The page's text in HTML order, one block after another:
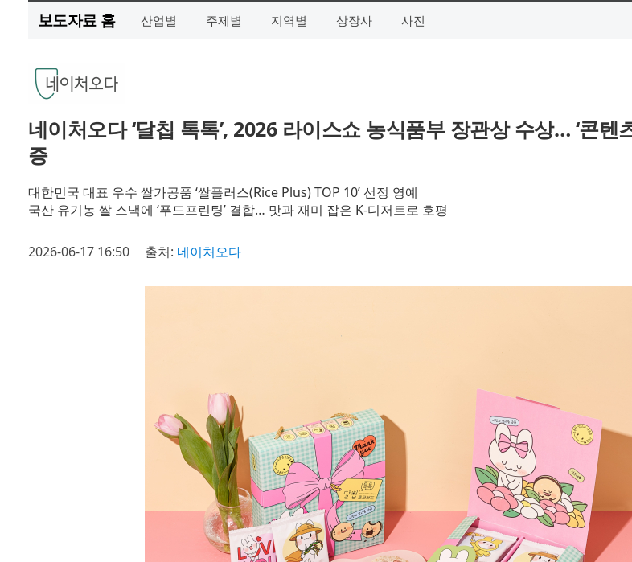
보도자료 홈 산업별 주제별 지역별 상장사 사진
네이처오다 ‘달칩 톡톡’, 2026 라이스쇼 농식품부 장관상 수상… ‘콘텐
증
대한민국 대표 우수 쌀가공품 ‘쌀플러스(Rice Plus) TOP 10’ 선정 영예
국산 유기농 쌀 스낵에 ‘푸드프린팅’ 결합… 맛과 재미 잡은 K-디저트로 호평
2026-06-17 16:50 출처: 네이처오다